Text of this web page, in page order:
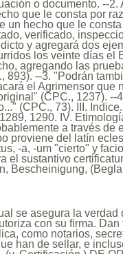
o documento. --2.
que le consta por
un hecho que le
verificado,
y agregará dos
los veinte días el
agregando las
893). --3. "Podrán
el Agrimensor que
(CPC., 1237). --
(CPC., 73). III.
1290. IV.
a través de
proviene del latín
-a, -um "cierto" y
el sustantivo
Bescheinigung,
se asegura la
con su firma.
como notarios,
han de sellar, e